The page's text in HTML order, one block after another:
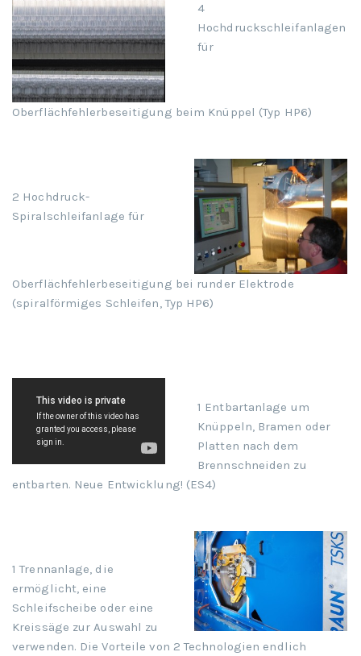
4
Hochdruckschleifanlagen
für
Oberflächfehlerbeseitigung beim Knüppel (Typ HP6)
2 Hochdruck-
Spiralschleifanlage für
Oberflächfehlerbeseitigung bei runder Elektrode
(spiralförmiges Schleifen, Typ HP6)
1 Entbartanlage um
Knüppeln, Bramen oder
Platten nach dem
Brennschneiden zu
entbarten. Neue Entwicklung! (ES4)
1 Trennanlage, die
ermöglicht, eine
Schleifscheibe oder eine
Kreissäge zur Auswahl zu
verwenden. Die Vorteile von 2 Technologien endlich